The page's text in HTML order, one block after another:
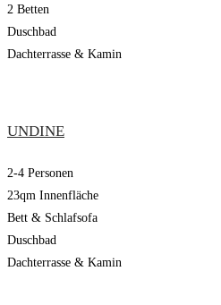
2 Betten
Duschbad
Dachterrasse & Kamin
UNDINE
2-4 Personen
23qm Innenfläche
Bett & Schlafsofa
Duschbad
Dachterrasse & Kamin